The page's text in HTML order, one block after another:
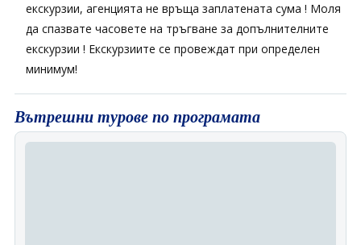
екскурзии, агенцията не връща заплатената сума ! Моля
да спазвате часовете на тръгване за допълнителните
екскурзии ! Екскурзиите се провеждат при определен
минимум!
Вътрешни турове по програмата